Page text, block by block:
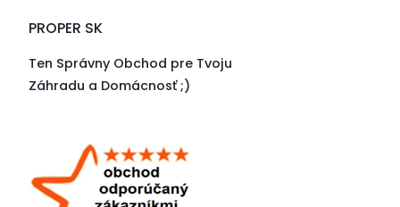
PROPER SK
Ten Správny Obchod pre Tvoju
Záhradu a Domácnosť ;)